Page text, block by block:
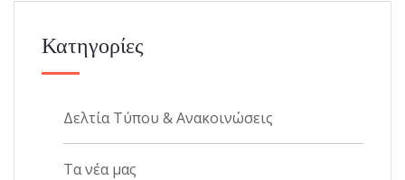
Κατηγορίες
Δελτία Τύπου & Ανακοινώσεις
Τα νέα μας